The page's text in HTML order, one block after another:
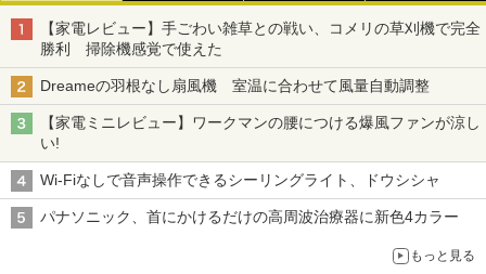
【家電レビュー】手ごわい雑草との戦い、コメリの草刈機で完全
勝利 掃除機感覚で使えた
Dreameの羽根なし扇風機 室温に合わせて風量自動調整
【家電ミニレビュー】ワークマンの腰につける爆風ファンが涼し
い!
Wi-Fiなしで音声操作できるシーリングライト、ドウシシャ
パナソニック、首にかけるだけの高周波治療器に新色4カラー
もっと見る